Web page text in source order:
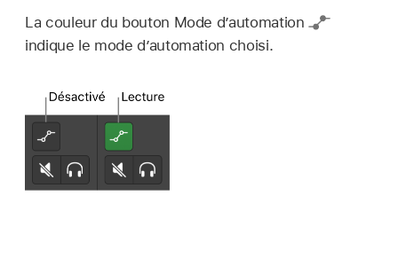
La couleur du bouton Mode d’automation
indique le mode d’automation choisi.